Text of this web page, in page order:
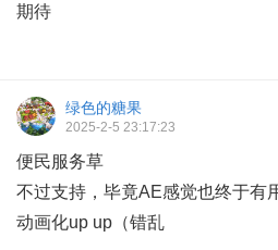
期待
绿色的糖果
2025-2-5 23:17:23
便民服务草
不过支持，毕竟AE感觉也终于有
动画化up up（错乱